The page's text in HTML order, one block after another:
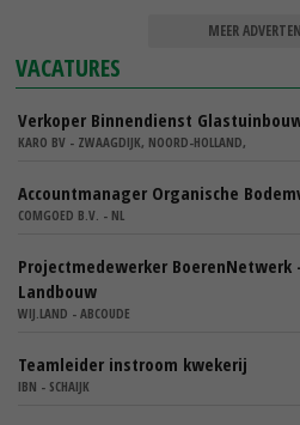
MEER
VACATURES
Verkoper Binnendienst
KARO BV - ZWAAGDIJK, NOORD-HOLLAND,
Accountmanager Organische
COMGOED B.V. - NL
Projectmedewerker BoerenNetwerk
Landbouw
WIJ.LAND - ABCOUDE
Teamleider instroom kwekerij
IBN - SCHAIJK